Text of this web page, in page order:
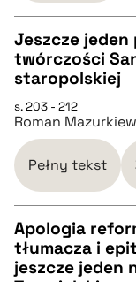
pobierz cytat
CZYSTY TEKST
pobierz cytat
BIBTEX
pobierz cytat
Jeszcze
twórczości
staropolskiej
s. 203 - 212
Roman
Pełny tekst
CZYSTY TEKST
Apologia
tłumacza i
jeszcze jeden